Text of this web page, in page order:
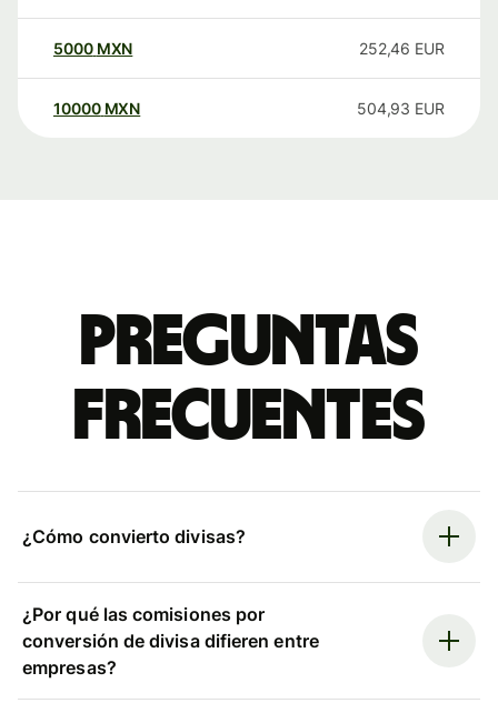
5000 MXN 252,46 EUR
10000 MXN 504,93 EUR
Preguntas
frecuentes
¿Cómo convierto divisas?
¿Por qué las comisiones por
conversión de divisa difieren entre
empresas?